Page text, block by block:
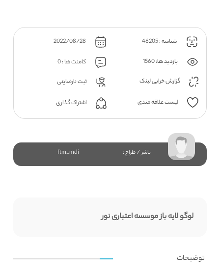
شناسه : 46205
بازدید ها: 1560
کامنت ها : 0
گزارش خرابی لینک
ثبت نارضایتی
لیست علاقه مندی اشتراک گذاری
ناشر / طراح : ftm_mdi
لوگو لایه باز موسسه اعتباری نور
توضیحات